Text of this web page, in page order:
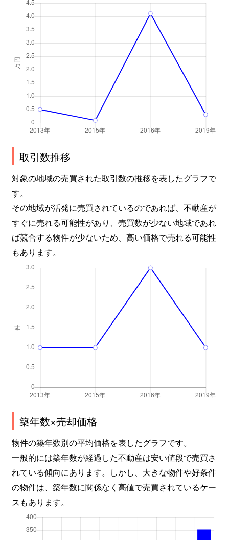
取引数推移
対象の地域の売買された取引数の推移を表したグラフで
す。
その地域が活発に売買されているのであれば、不動産が
すぐに売れる可能性があり、売買数が少ない地域であれ
ば競合する物件が少ないため、高い価格で売れる可能性
もあります。
築年数×売却価格
物件の築年数別の平均価格を表したグラフです。
一般的には築年数が経過した不動産は安い値段で売買さ
れている傾向にあります。しかし、大きな物件や好条件
の物件は、築年数に関係なく高値で売買されているケー
スもあります。